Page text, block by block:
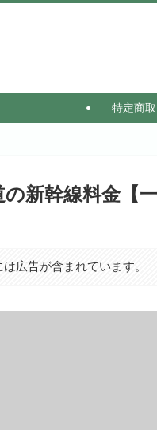
特定商
の新幹線料金【
広告が含まれています。